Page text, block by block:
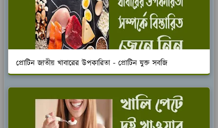
প্রোটিন জাতীয় খাবারের উপকারিতা - প্রোটিন যুক্ত সবজি